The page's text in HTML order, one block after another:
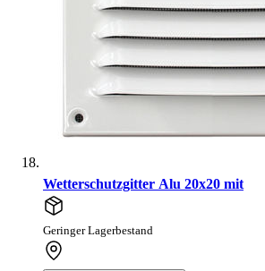
Wetterschutzgitter Alu 20x20 mit
Geringer Lagerbestand